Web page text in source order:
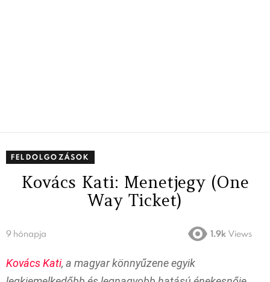
FELDOLGOZÁSOK
Kovács Kati: Menetjegy (One
Way Ticket)
9 hónapja 1.9k Views
Kovács Kati, a magyar könnyűzene egyik